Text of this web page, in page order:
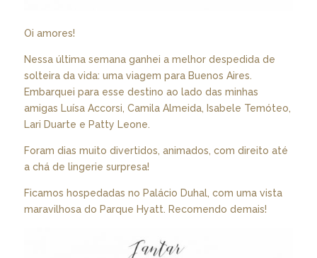
Oi amores!
Nessa última semana ganhei a melhor despedida de
solteira da vida: uma viagem para Buenos Aires.
Embarquei para esse destino ao lado das minhas
amigas Luísa Accorsi, Camila Almeida, Isabele Temóteo,
Lari Duarte e Patty Leone.
Foram dias muito divertidos, animados, com direito até
a chá de lingerie surpresa!
Ficamos hospedadas no Palácio Duhal, com uma vista
maravilhosa do Parque Hyatt. Recomendo demais!